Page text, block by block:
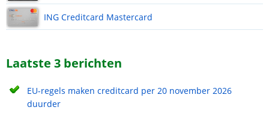
ING Creditcard Mastercard
Laatste 3 berichten
EU-regels maken creditcard per 20 november 2026
duurder